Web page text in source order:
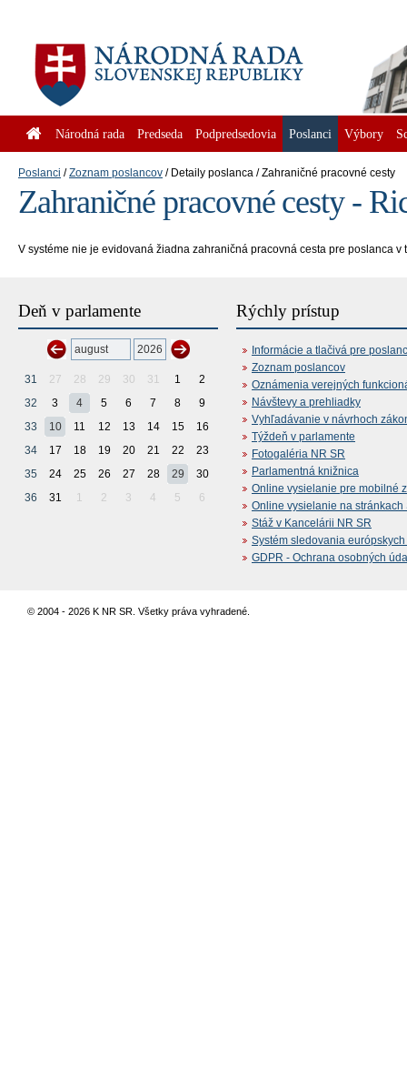
Národná rada Predseda Podpredsedovia Poslanci Výbory
Poslanci Zoznam poslancov Detaily poslanca Zahraničné pracovné cesty
Zahraničné pracovné cesty -
V systéme nie je evidovaná žiadna zahraničná pracovná cesta pre poslanca v
Deň v parlamente
31 27 28 29 30 31 1
2
32
3 4 5 6 7 8
9
33
10 11 12 13 14 15
16
34
17 18 19 20 21 22
23
35
24 25 26 27 28 29
30
36
31 1 2 3 4 5 6
Rýchly prístup
Informácie a tlačivá pre
Zoznam poslancov
Oznámenia verejných
Návštevy a prehliadky
Vyhľadávanie v návrhoch
Týždeň v parlamente
Fotogaléria NR SR
Parlamentná knižnica
Online vysielanie pre mobilné
Online vysielanie na stránkach
Stáž v Kancelárii NR SR
Systém sledovania
GDPR - Ochrana osobných
© 2004 - 2026 K NR SR. Všetky práva vyhradené.